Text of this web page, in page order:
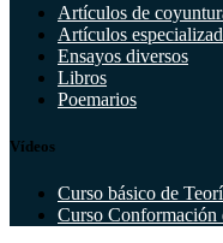
Artículos de
Artículos
Ensayos diversos
Libros
Poemarios
Vídeos
Curso básico de
Curso Conformación